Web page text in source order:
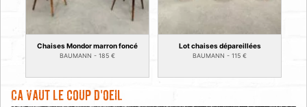
Chaises Mondor marron foncé
BAUMANN - 185 €
Lot chaises dépareillées
BAUMANN - 115 €
Ca vaut le coup d'oeil